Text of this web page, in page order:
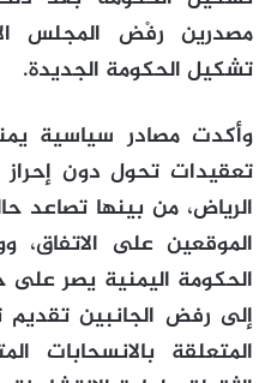
مصدرين رفْض المجلس
تشكيل الحكومة الجديدة.
وأكدت مصادر سياسية
تعقيدات تحول دون
الرياض، من بينها تصاعد
الموقعين على الاتفاق،
الحكومة اليمنية يصر
إلى رفض الجانبين تقديم
المتعلقة بالانسحابات